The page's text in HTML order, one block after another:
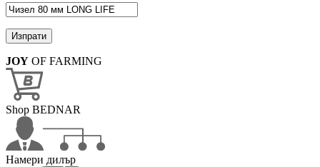
JOY OF FARMING
Shop BEDNAR
Намери дилър